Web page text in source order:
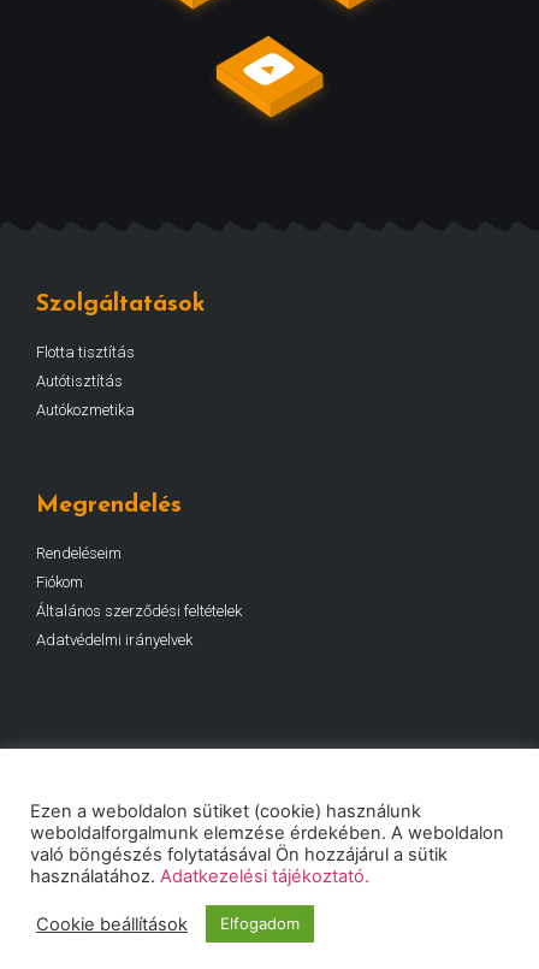
Szolgáltatások
Flotta tisztítás
Autótisztítás
Autókozmetika
Megrendelés
Rendeléseim
Fiókom
Általános szerződési feltételek
Adatvédelmi irányelvek
Telefon: +36 70 671 6767
Email: info@safetywash.hu
Munkaidő: Hétfő-Péntek: 8:00 - 17:00
Ezen a weboldalon sütiket (cookie) használunk
weboldalforgalmunk elemzése érdekében. A weboldalon
való böngészés folytatásával Ön hozzájárul a sütik
használatához. Adatkezelési tájékoztató.
Cookie beállítások Elfogadom